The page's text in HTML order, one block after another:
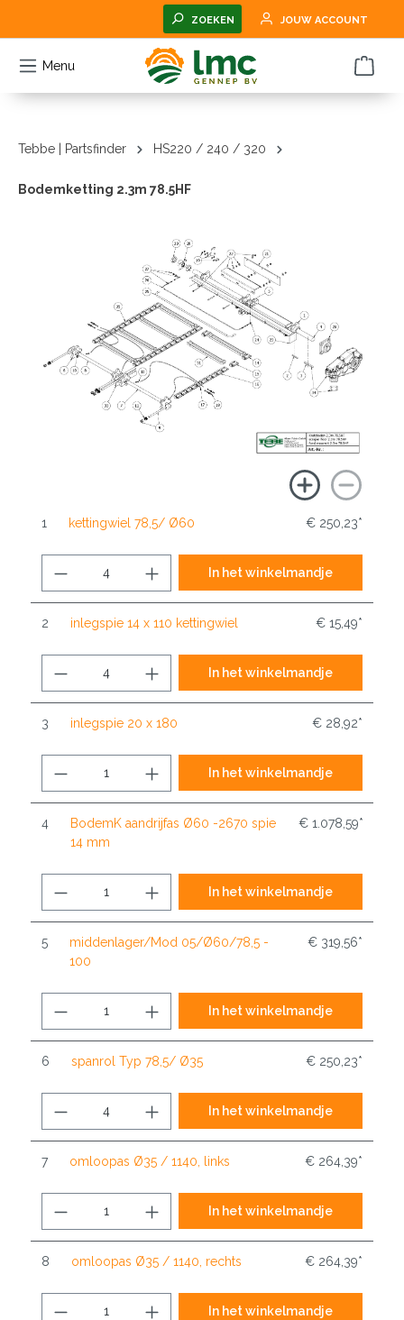
ZOEKEN JOUW ACCOUNT
Menu
Tebbe | Partsfinder HS220 / 240 / 320
Bodemketting 2.3m 78.5HF
1 kettingwiel 78,5/ Ø60 € 250,23*
In het winkelmandje
2 inlegspie 14 x 110 kettingwiel € 15,49*
In het winkelmandje
3 inlegspie 20 x 180 € 28,92*
In het winkelmandje
4
BodemK aandrijfas Ø60 -2670 spie
14 mm
€ 1.078,59*
In het winkelmandje
5
middenlager/Mod 05/Ø60/78,5 -
100
€ 319,56*
In het winkelmandje
6 spanrol Typ 78,5/ Ø35 € 250,23*
In het winkelmandje
7 omloopas Ø35 / 1140, links € 264,39*
In het winkelmandje
8 omloopas Ø35 / 1140, rechts € 264,39*
In het winkelmandje